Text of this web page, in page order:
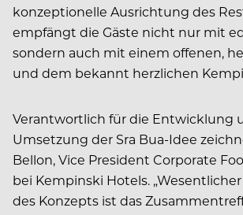
konzeptionelle Ausrichtung des
empfängt die Gäste nicht nur mit
sondern auch mit einem offenen,
und dem bekannt herzlichen
Verantwortlich für die Entwicklung
Umsetzung der Sra Bua-Idee
Bellon, Vice President Corporate
bei Kempinski Hotels.
des Konzepts ist das